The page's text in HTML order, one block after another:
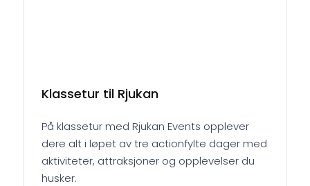
Klassetur til Rjukan
På klassetur med Rjukan Events opplever
dere alt i løpet av tre actionfylte dager med
aktiviteter, attraksjoner og opplevelser du
husker.